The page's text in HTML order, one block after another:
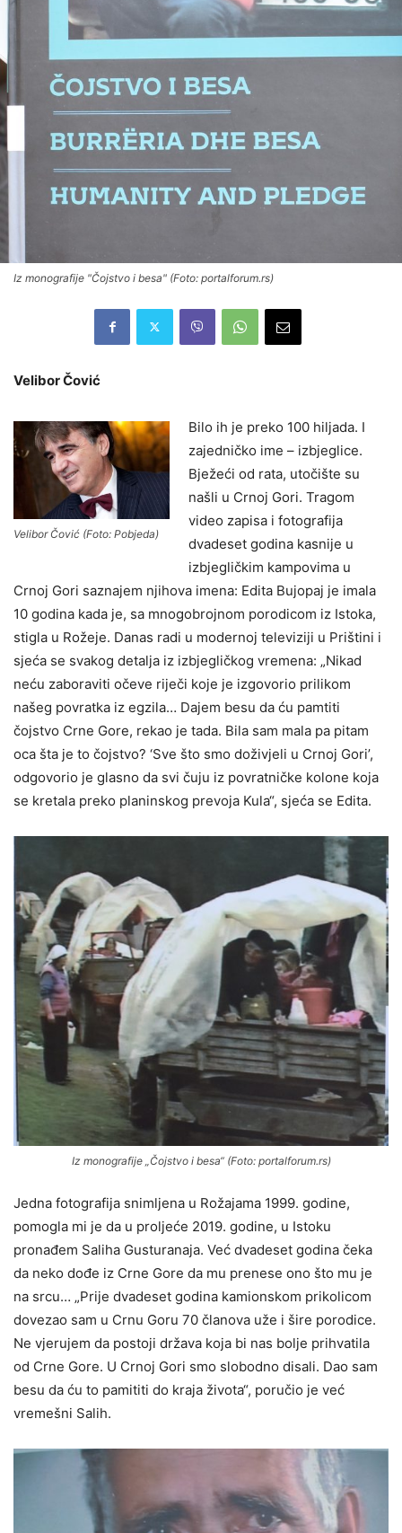
Iz monografije "Čojstvo i besa" (Foto: portalforum.rs)
Velibor Čović
Velibor Čović (Foto: Pobjeda)
Bilo ih je preko 100 hiljada. I
zajedničko ime – izbjeglice.
Bježeći od rata, utočište su
našli u Crnoj Gori. Tragom
video zapisa i fotografija
dvadeset godina kasnije u
izbjegličkim kampovima u
Crnoj Gori saznajem njihova imena: Edita Bujopaj je imala
10 godina kada je, sa mnogobrojnom porodicom iz Istoka,
stigla u Rožeje. Danas radi u modernoj televiziji u Prištini i
sjeća se svakog detalja iz izbjegličkog vremena: „Nikad
neću zaboraviti očeve riječi koje je izgovorio prilikom
našeg povratka iz egzila… Dajem besu da ću pamtiti
čojstvo Crne Gore, rekao je tada. Bila sam mala pa pitam
oca šta je to čojstvo? ‘Sve što smo doživjeli u Crnoj Gori’,
odgovorio je glasno da svi čuju iz povratničke kolone koja
se kretala preko planinskog prevoja Kula“, sjeća se Edita.
Iz monografije „Čojstvo i besa“ (Foto: portalforum.rs)
Jedna fotografija snimljena u Rožajama 1999. godine,
pomogla mi je da u proljeće 2019. godine, u Istoku
pronađem Saliha Gusturanaja. Već dvadeset godina čeka
da neko dođe iz Crne Gore da mu prenese ono što mu je
na srcu… „Prije dvadeset godina kamionskom prikolicom
dovezao sam u Crnu Goru 70 članova uže i šire porodice.
Ne vjerujem da postoji država koja bi nas bolje prihvatila
od Crne Gore. U Crnoj Gori smo slobodno disali. Dao sam
besu da ću to pamititi do kraja života“, poručio je već
vremešni Salih.